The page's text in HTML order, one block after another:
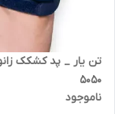
تن یار _ پد کشکک
5050
ناموجود